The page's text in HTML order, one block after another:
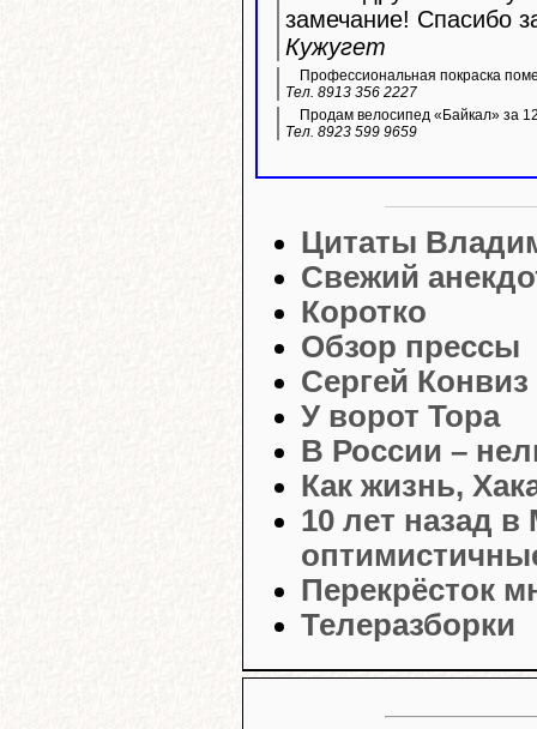
замечание! Спасибо
Кужугет
Профессиональная покраска
Тел. 8913 356 2227
Продам велосипед «Байкал» за
Тел. 8923 599 9659
Цитаты
Свежий
Коротко
Обзор прессы
Сергей
У ворот Тора
В России –
Как жизнь,
10 лет назад
Перекрёсток
Телеразборки